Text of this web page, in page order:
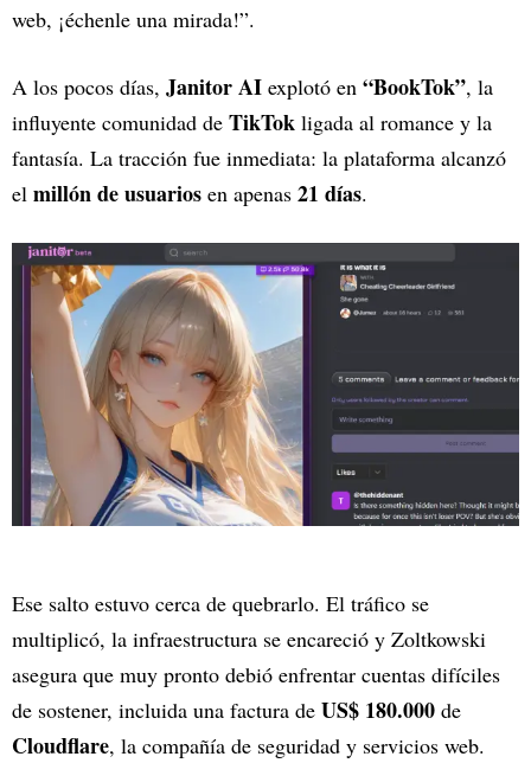
web, ¡échenle una mirada!”.
A los pocos días, Janitor AI explotó en “BookTok”, la
influyente comunidad de TikTok ligada al romance y la
fantasía. La tracción fue inmediata: la plataforma alcanzó
el millón de usuarios en apenas 21 días.
Ese salto estuvo cerca de quebrarlo. El tráfico se
multiplicó, la infraestructura se encareció y Zoltkowski
asegura que muy pronto debió enfrentar cuentas difíciles
de sostener, incluida una factura de US$ 180.000 de
Cloudflare, la compañía de seguridad y servicios web.